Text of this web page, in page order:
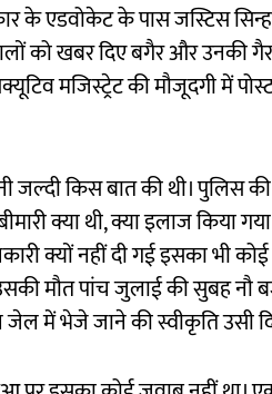
के एडवोकेट के पास जस्टिस
को खबर दिए बगैर और उनकी
मजिस्ट्रेट की मौजूदगी में
जल्दी किस बात की थी। पुलिस
क्या थी, क्या इलाज किया
क्यों नहीं दी गई इसका भी
मौत पांच जुलाई की सुबह नौ
में भेजे जाने की स्वीकृति उसी